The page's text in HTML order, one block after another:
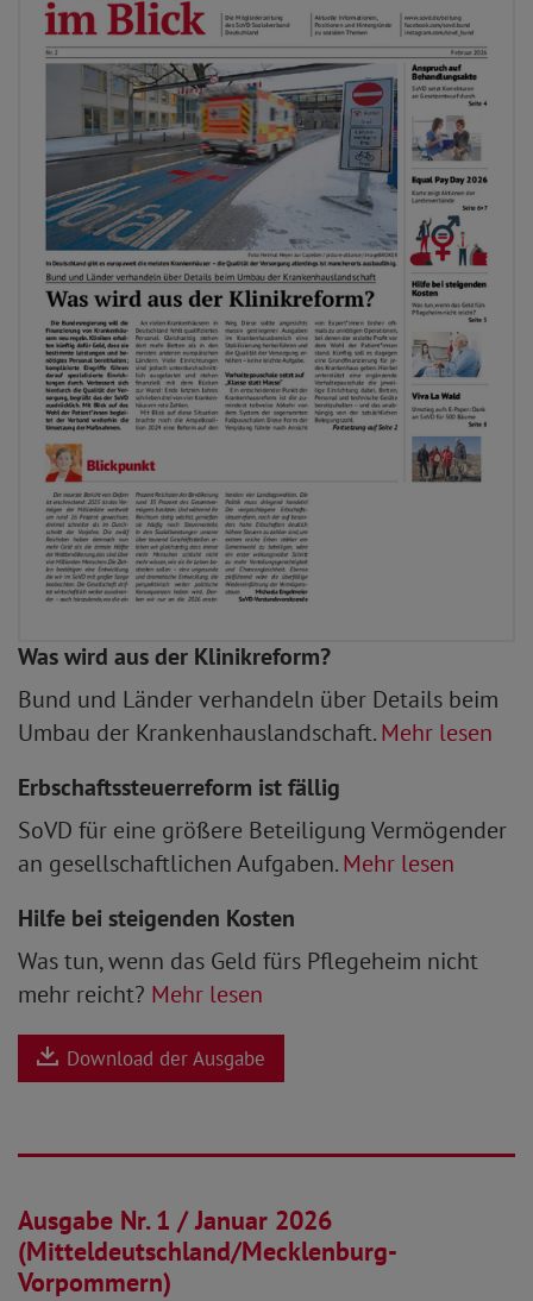
Was wird aus der Klinikreform?
Bund und Länder verhandeln über Details beim
Umbau der Krankenhauslandschaft.Mehr lesen
Erbschaftssteuerreform ist fällig
SoVD für eine größere Beteiligung Vermögender
an gesellschaftlichen Aufgaben.Mehr lesen
Hilfe bei steigenden Kosten
Was tun, wenn das Geld fürs Pflegeheim nicht
mehr reicht? Mehr lesen
Download der Ausgabe
01.01.2026
Ausgabe Nr. 1 / Januar 2026
(Mitteldeutschland/Mecklenburg-
Vorpommern)